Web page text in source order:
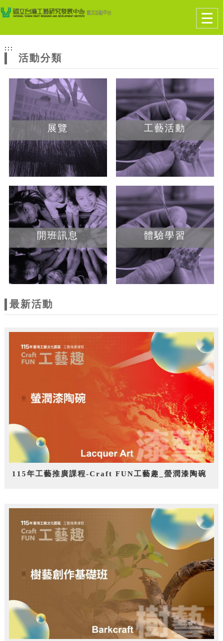
網
站
主
題
跳到主要內容
網站導覽
:::
活動分類
展覽 工藝活動
開班訊息 體驗學習
最新活動
115年工藝推廣課程-Craft FUN工藝趣_螢潤漆陶碗